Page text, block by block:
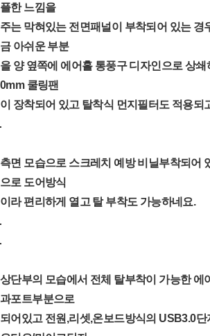
플한 느낌을
주는 막혀있는 전면패널이 부착되어 있는 경
금 아쉬운 부분
을 양 옆쪽에 에어홀 통풍구 디자인으로 상
0mm 쿨링팬
이 장착되어 있고 탈착식 먼지필터도 적용되
측면 모습으로 스크레치 예방 비닐부착되어
으로 도어방식
이라 편리하게 열고 탈 부착도 가능하네요.
상단부의 모습에서 전체 탈부착이 가능한 에
과포트부분으로
되어있고 전원,리셋,온보드방식의 USB3.0단